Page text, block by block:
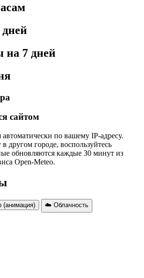
на 7 дней
сайтом
автоматически по вашему IP-адресу.
другом городе, воспользуйтесь
обновляются каждые 30 минут из
Open-Meteo.
(анимация)
☁️ Облачность